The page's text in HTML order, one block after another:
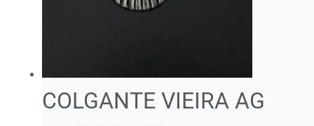
COLGANTE VIEIRA AG